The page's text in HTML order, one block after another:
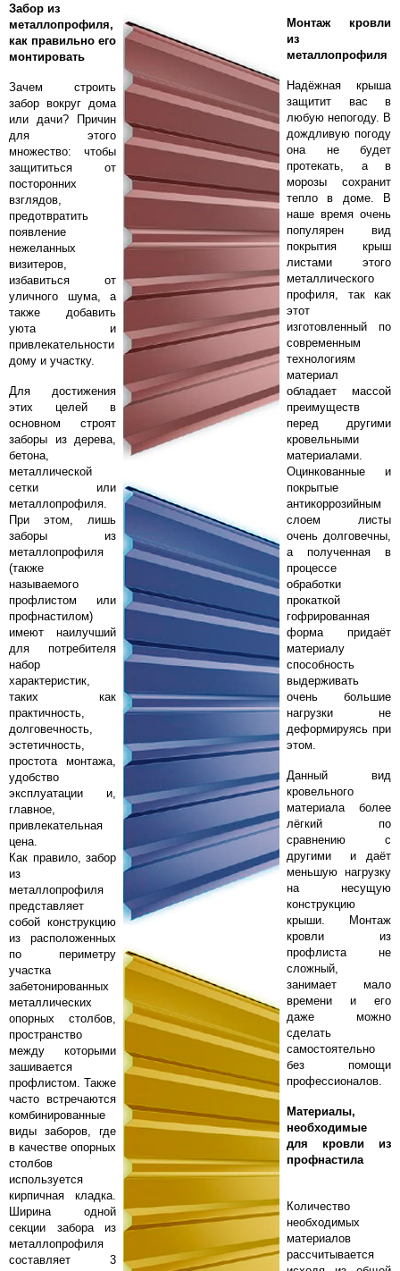
Забор из
металлопрофиля,
как правильно его
монтировать
Зачем строить
забор вокруг дома
или дачи? Причин
для этого
множество: чтобы
защититься от
посторонних
взглядов,
предотвратить
появление
нежеланных
визитеров,
избавиться от
уличного шума, а
также добавить
уюта и
привлекательности
дому и участку.
Для достижения
этих целей в
основном строят
заборы из дерева,
бетона,
металлической
сетки или
металлопрофиля.
При этом, лишь
заборы из
металлопрофиля
(также
называемого
профлистом или
профнастилом)
имеют наилучший
для потребителя
набор
характеристик,
таких как
практичность,
долговечность,
эстетичность,
простота монтажа,
удобство
эксплуатации и,
главное,
привлекательная
цена.
Как правило, забор
из
металлопрофиля
представляет
собой конструкцию
из расположенных
по периметру
участка
забетонированных
металлических
опорных столбов,
пространство
между которыми
зашивается
профлистом. Также
часто встречаются
комбинированные
виды заборов, где
в качестве опорных
столбов
используется
кирпичная кладка.
Ширина одной
секции забора из
металлопрофиля
составляет 3
Монтаж кровли
из
металлопрофиля
Надёжная крыша
защитит вас в
любую непогоду. В
дождливую погоду
она не будет
протекать, а в
морозы сохранит
тепло в доме. В
наше время очень
популярен вид
покрытия крыш
листами этого
металлического
профиля, так как
этот
изготовленный по
современным
технологиям
материал
обладает массой
преимуществ
перед другими
кровельными
материалами.
Оцинкованные и
покрытые
антикоррозийным
слоем листы
очень долговечны,
а полученная в
процессе
обработки
прокаткой
гофрированная
форма придаёт
материалу
способность
выдерживать
очень большие
нагрузки не
деформируясь при
этом.
Данный вид
кровельного
материала более
лёгкий по
сравнению с
другими и даёт
меньшую нагрузку
на несущую
конструкцию
крыши. Монтаж
кровли из
профлиста не
сложный,
занимает мало
времени и его
даже можно
сделать
самостоятельно
без помощи
профессионалов.
Материалы,
необходимые
для кровли из
профнастила
Количество
необходимых
материалов
рассчитывается